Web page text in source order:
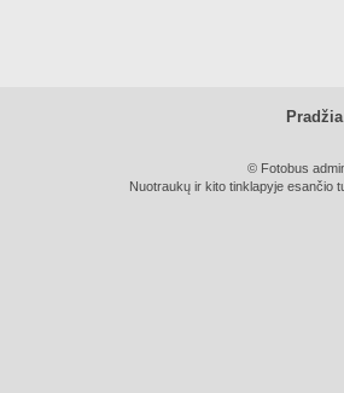
Pradžia
© Fotobus
Nuotraukų ir kito tinklapyje esančio